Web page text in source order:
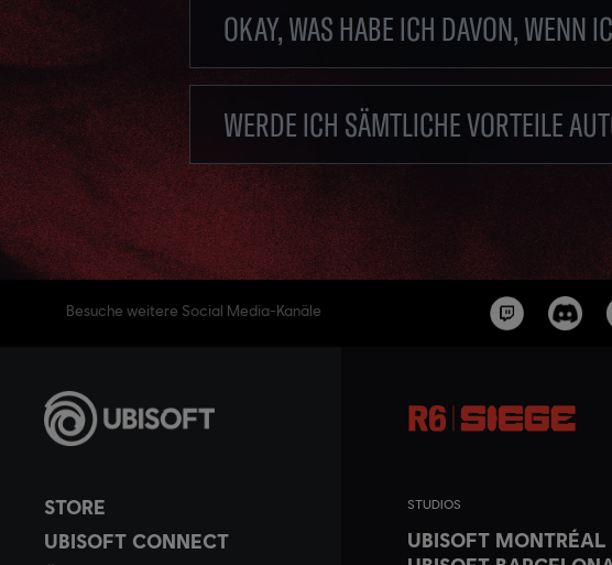
OKAY, WAS HABE ICH DAVON, WENN
WERDE ICH SÄMTLICHE VORTEILE
Besuche weitere Social Media-Kanäle
STORE
UBISOFT CONNECT
STUDIOS
UBISOFT MONTRÉAL